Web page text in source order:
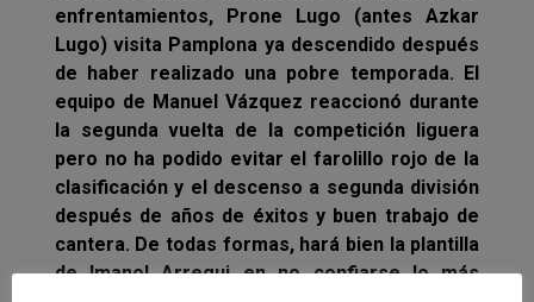
enfrentamientos, Prone Lugo (antes Azkar
Lugo) visita Pamplona ya descendido después
de haber realizado una pobre temporada. El
equipo de Manuel Vázquez reaccionó durante
la segunda vuelta de la competición liguera
pero no ha podido evitar el farolillo rojo de la
clasificación y el descenso a segunda división
después de años de éxitos y buen trabajo de
cantera. De todas formas, hará bien la plantilla
de Imanol Arregui en no confiarse lo más